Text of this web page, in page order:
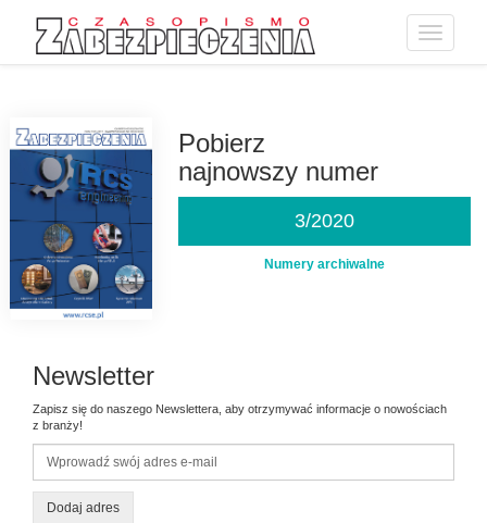
Toggle
Pobierz
najnowszy numer
3/2020
Numery archiwalne
Newsletter
Zapisz się do naszego Newslettera, aby otrzymywać informacje o nowościach
z branży!
Dodaj adres